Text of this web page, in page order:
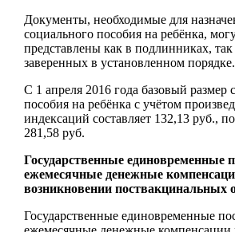
Документы, необходимые для
социального пособия на ребёнка,
представлены как в подлинниках,
заверенных в установленном порядке.
С 1 апреля 2016 года базовый размер
пособия на ребёнка с учётом
индексаций составляет 132,13 руб.,
281,58 руб.
Государственные единовременные
ежемесячные денежные
возникновении поствакцинальных
Государственные единовременные